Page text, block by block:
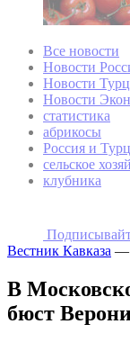
Все новости
Новости
Новости
Новости
статистика
абрикосы
Россия и
сельское
клубника
Вестник Кавказа —
В
бюст